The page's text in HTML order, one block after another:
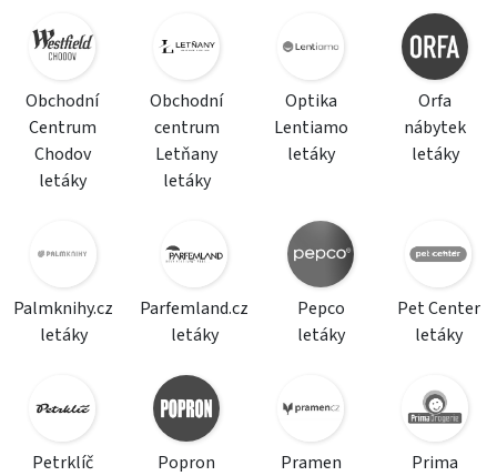
Obchodní
Centrum
Chodov
letáky
Obchodní
centrum
Letňany
letáky
Optika
Lentiamo
letáky
Orfa
nábytek
letáky
Palmknihy.cz
letáky
Parfemland.cz
letáky
Pepco
letáky
Pet Center
letáky
Petrklíč
Popron
Pramen
Prima